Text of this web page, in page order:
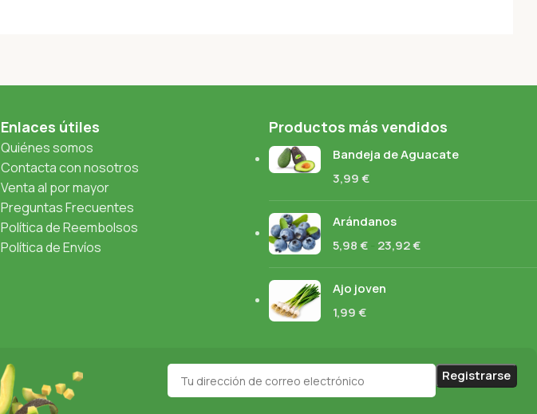
Enlaces útiles
Quiénes somos
Contacta con nosotros
Venta al por mayor
Preguntas Frecuentes
Política de Reembolsos
Política de Envíos
Productos más vendidos
Bandeja de Aguacate
3,99€
Arándanos
5,98€ 23,92€
Ajo joven
1,99€